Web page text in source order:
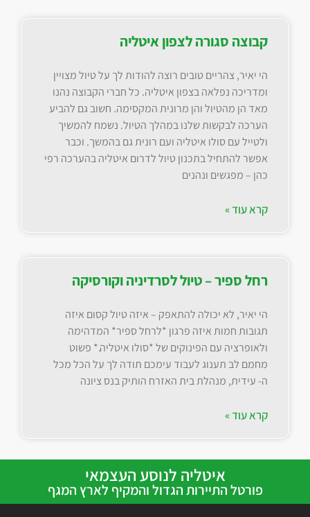
קבוצה סגורה לצפון איטליה
הי יאיר, צהריים טובים רוצה להודות לך על טיול מצויין
ומדריכה נפלאה בצפון איטליה. כל חברי הקבוצה נהנו
מאד הן מהטיול והן מרונית המקסימה. חשוב גם להביע
הערכה לבקשות שלנו במהלך הטיול. נשמח להמשיך
ולטייל עם סולו איטליה ועם רונית גם בהמשך. וכבר
אפשר להתחיל בתכנון טיול לדרום איטליה בהערכה רפי
כהן – מפגשים ונהנים
קרא עוד »
רחל ספיר – טיול לסרדיניה וקורסיקה
הי יאיר, לא יכולה להתאפק – איזה טיול קסום איזה
תגובות חמות איזה פרגון *לרחל ספיר* המדהימה
ולאופרציה עם הפינוקים של *סולו איטליה.* פשוט
מחמם לב תענוג לעבוד עימכם תודה לך על הכל מכל
ה- עידית, מנהלת בית האזרח הותיק בנס ציונה
קרא עוד »
איטליה לנוסע העצמאי
פורטל התיירות הגדול והמקיף לארץ המגף